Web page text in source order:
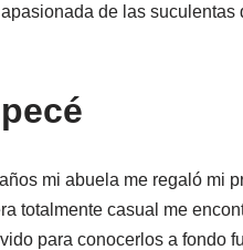
de las
mi abuela me regaló mi
totalmente casual me
para conocerlos a fondo